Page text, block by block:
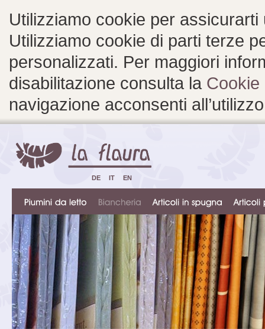
Utilizziamo cookie per
Utilizziamo cookie di parti terze
personalizzati. Per maggiori
disabilitazione consulta la Cookie
navigazione acconsenti
DE IT EN